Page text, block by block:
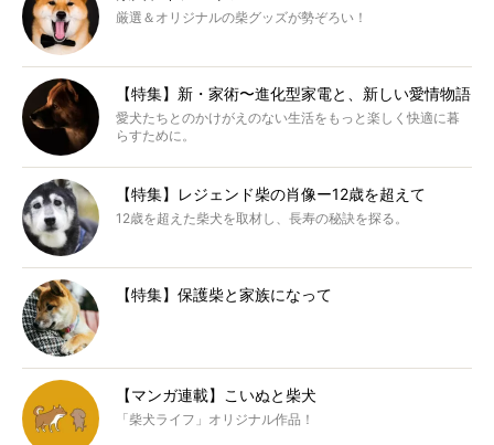
厳選＆オリジナルの柴グッズが勢ぞろい！
【特集】新・家術〜進化型家電と、新しい愛情物語
愛犬たちとのかけがえのない生活をもっと楽しく快適に暮
らすために。
【特集】レジェンド柴の肖像ー12歳を超えて
12歳を超えた柴犬を取材し、長寿の秘訣を探る。
【特集】保護柴と家族になって
【マンガ連載】こいぬと柴犬
「柴犬ライフ」オリジナル作品！